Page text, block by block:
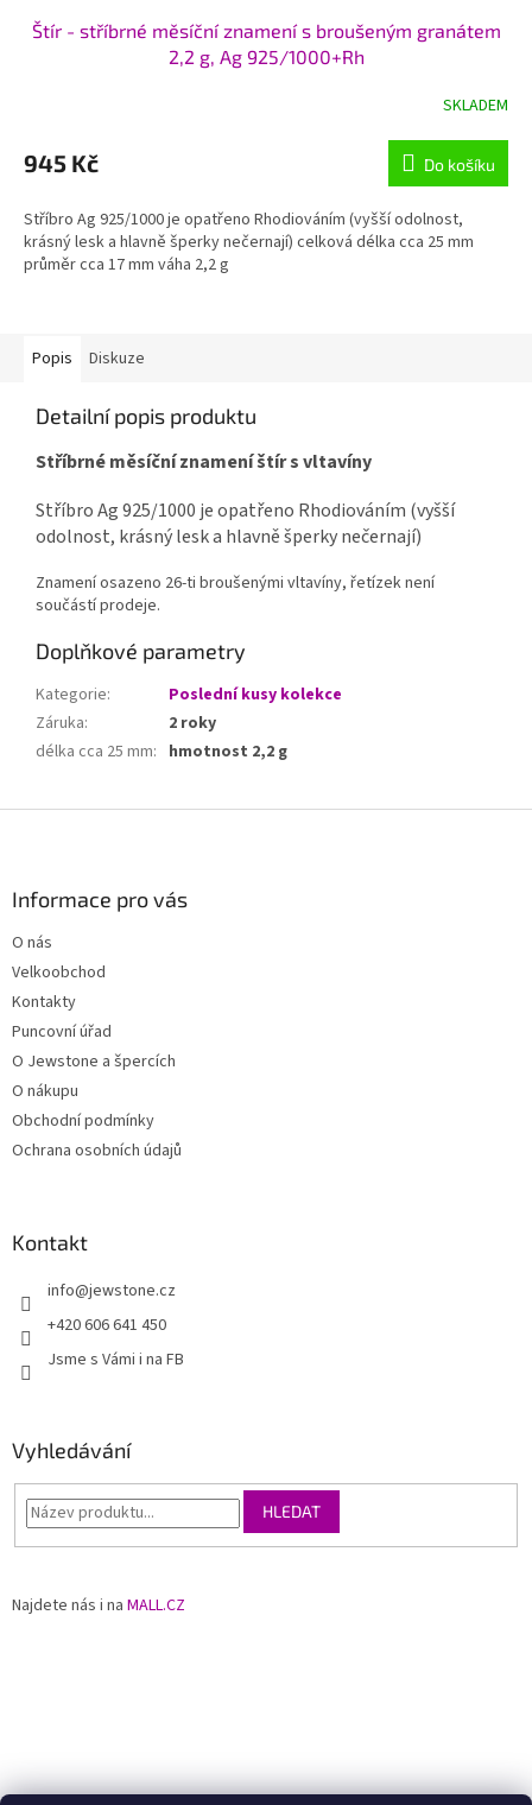
Štír - stříbrné měsíční znamení s broušeným granátem
2,2 g, Ag 925/1000+Rh
produktu
je
z
5
hvězdiček.
SKLADEM
945 Kč Do košíku
Stříbro Ag 925/1000 je opatřeno Rhodiováním (vyšší odolnost,
krásný lesk a hlavně šperky nečernají) celková délka cca 25 mm
průměr cca 17 mm váha 2,2 g
Popis Diskuze
Detailní popis produktu
Stříbrné měsíční znamení štír s vltavíny
Stříbro Ag 925/1000 je opatřeno Rhodiováním (vyšší
odolnost, krásný lesk a hlavně šperky nečernají)
Znamení osazeno 26-ti broušenými vltavíny, řetízek není
součástí prodeje.
Doplňkové parametry
Kategorie:
Poslední kusy kolekce
Záruka:
2 roky
délka cca 25 mm: hmotnost 2,2 g
Informace pro vás
O nás
Velkoobchod
Kontakty
Puncovní úřad
O Jewstone a špercích
O nákupu
Obchodní podmínky
Ochrana osobních údajů
Kontakt
info@jewstone.cz
+420 606 641 450
Jsme s Vámi i na FB
Vyhledávání
HLEDAT
Najdete nás i na MALL.CZ